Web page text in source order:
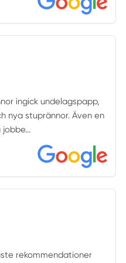
ingick undelagspapp,
nya stuprännor. Även en
rekommendationer